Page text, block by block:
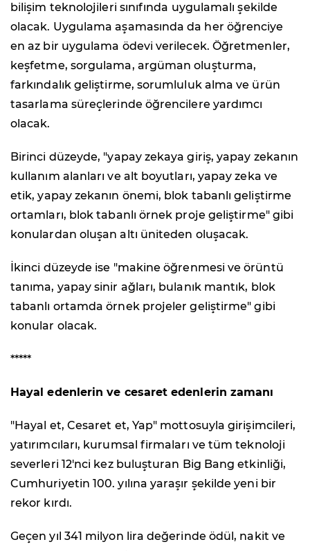
bilişim teknolojileri sınıfında uygulamalı şekilde
olacak. Uygulama aşamasında da her öğrenciye
en az bir uygulama ödevi verilecek. Öğretmenler,
keşfetme, sorgulama, argüman oluşturma,
farkındalık geliştirme, sorumluluk alma ve ürün
tasarlama süreçlerinde öğrencilere yardımcı
olacak.
Birinci düzeyde, "yapay zekaya giriş, yapay zekanın
kullanım alanları ve alt boyutları, yapay zeka ve
etik, yapay zekanın önemi, blok tabanlı geliştirme
ortamları, blok tabanlı örnek proje geliştirme" gibi
konulardan oluşan altı üniteden oluşacak.
İkinci düzeyde ise "makine öğrenmesi ve örüntü
tanıma, yapay sinir ağları, bulanık mantık, blok
tabanlı ortamda örnek projeler geliştirme" gibi
konular olacak.
*****
Hayal edenlerin ve cesaret edenlerin zamanı
"Hayal et, Cesaret et, Yap" mottosuyla girişimcileri,
yatırımcıları, kurumsal firmaları ve tüm teknoloji
severleri 12'nci kez buluşturan Big Bang etkinliği,
Cumhuriyetin 100. yılına yaraşır şekilde yeni bir
rekor kırdı.
Geçen yıl 341 milyon lira değerinde ödül, nakit ve